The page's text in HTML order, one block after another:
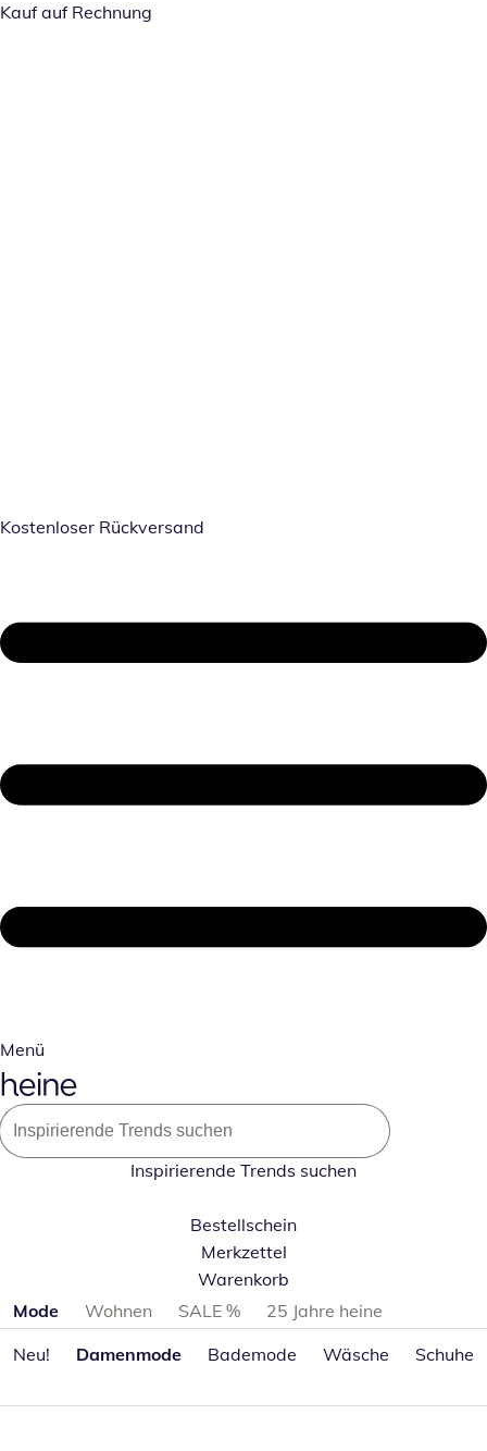
Kauf auf Rechnung
Kostenloser Rückversand
Menü
Inspirierende Trends suchen
Bestellschein
Merkzettel
Warenkorb
Produktkategorien überspringen
Mode Wohnen SALE %
25 Jahre heine
Neu!
Damenmode Bademode Wäsche Schuhe